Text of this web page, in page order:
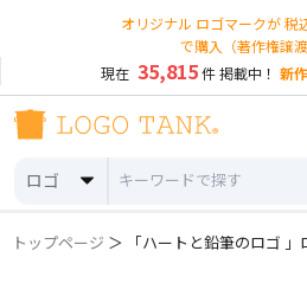
オリジナル ロゴマークが 税
で購入（著作権譲渡
現在 35,815件 掲載中！ 新
ロゴ
トップページ ＞ 「ハートと鉛筆のロゴ 」